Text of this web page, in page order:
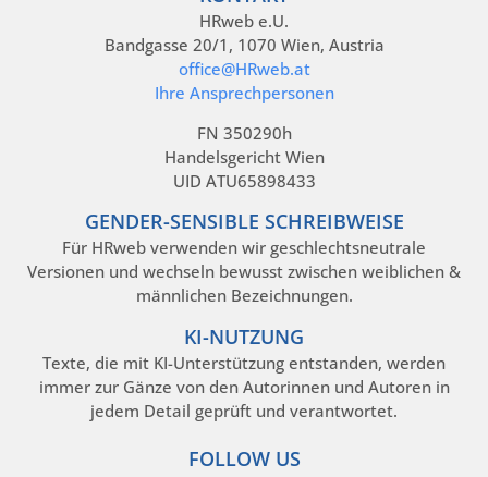
HRweb e.U.
Bandgasse 20/1, 1070 Wien, Austria
office@HRweb.at
Ihre Ansprechpersonen
FN 350290h
Handelsgericht Wien
UID ATU65898433
GENDER-SENSIBLE SCHREIBWEISE
Für HRweb verwenden wir geschlechtsneutrale
Versionen und wechseln bewusst zwischen weiblichen &
männlichen Bezeichnungen.
KI-NUTZUNG
Texte, die mit KI-Unterstützung entstanden, werden
immer zur Gänze von den Autorinnen und Autoren in
jedem Detail geprüft und verantwortet.
FOLLOW US